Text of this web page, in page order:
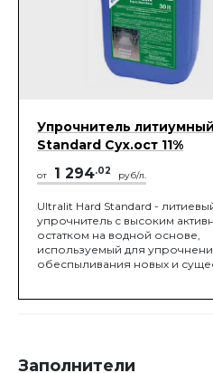
Упрочнитель
Standard Сух.ост 11%
от 1 294.02 руб/л.
Ultralit Hard Standard -
упрочнитель с высоким
остатком на водной основе,
используемый для
обеспыливания новых и
Университетов - Медицинских
Заполнители